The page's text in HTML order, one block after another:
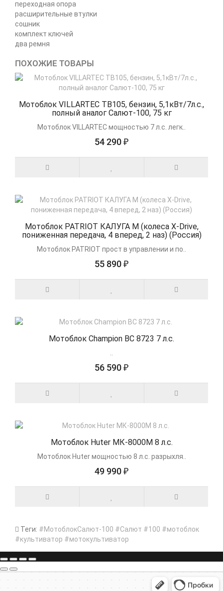
переходная опора
расширительные втулки
сошник
комплект ключей
два ремня
ПОХОЖИЕ ТОВАРЫ
Мотоблок VILLARTEC TB105, бензин, 5,1кВт/7л.с.,
полный аналог Салют-100, 75 кг
Мотоблок VILLARTEC мощностью 7 л.с. легк..
54 290 ₽
Мотоблок PATRIOT КАЛУГА М (колеса X-Drive,
пониженная передача, 4 вперед, 2 наз) (Россия)
Мотоблок PATRIOT прост в управлении и по..
55 890 ₽
Мотоблок Champion BC 8723 7 л.с.
..
56 590 ₽
Мотоблок Huter МК-8000М 8 л.с.
Мотоблок Huter мощностью 8 л.с. разрыхля..
49 990 ₽
Теги: #МотоблокСалют-100 #Салют #100 #мотоблок
#культиватор #мотокультиватор